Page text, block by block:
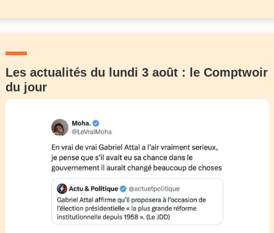
Les actualités du lundi 3 août : le Comptwoir
du jour